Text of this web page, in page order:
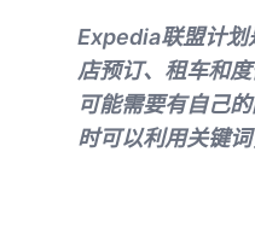
Expedia联盟计划
店预订、租车和
可能需要有自己
时可以利用关键